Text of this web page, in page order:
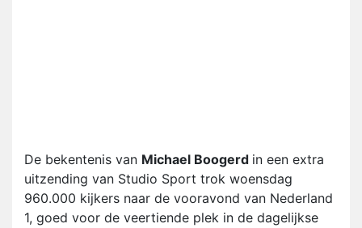
De bekentenis van Michael Boogerd in een extra
uitzending van Studio Sport trok woensdag
960.000 kijkers naar de vooravond van Nederland
1, goed voor de veertiende plek in de dagelijkse